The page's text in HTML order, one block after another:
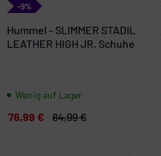
-9%
Hummel - SLIMMER STADIL
LEATHER HIGH JR, Schuhe
Wenig auf Lager
76,99 € 84,99 €